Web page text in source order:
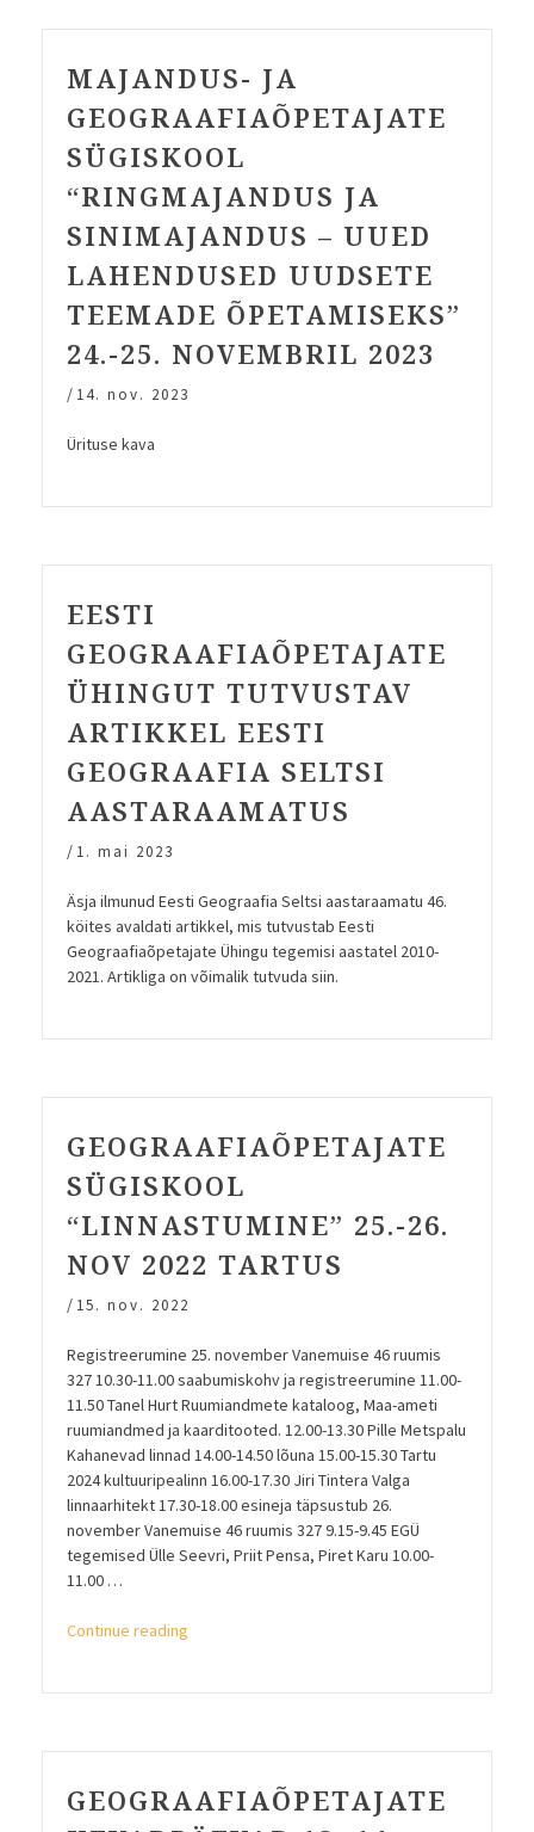
Viimsis”
MAJANDUS- JA
GEOGRAAFIAÕPETAJATE
SÜGISKOOL
“RINGMAJANDUS JA
SINIMAJANDUS – UUED
LAHENDUSED UUDSETE
TEEMADE ÕPETAMISEKS”
24.-25. NOVEMBRIL 2023
/ 14. nov. 2023
Ürituse kava
EESTI
GEOGRAAFIAÕPETAJATE
ÜHINGUT TUTVUSTAV
ARTIKKEL EESTI
GEOGRAAFIA SELTSI
AASTARAAMATUS
/ 1. mai 2023
Äsja ilmunud Eesti Geograafia Seltsi aastaraamatu 46.
köites avaldati artikkel, mis tutvustab Eesti
Geograafiaõpetajate Ühingu tegemisi aastatel 2010-
2021. Artikliga on võimalik tutvuda siin.
GEOGRAAFIAÕPETAJATE
SÜGISKOOL
“LINNASTUMINE” 25.-26.
NOV 2022 TARTUS
/ 15. nov. 2022
Registreerumine 25. november Vanemuise 46 ruumis
327 10.30-11.00 saabumiskohv ja registreerumine 11.00-
11.50 Tanel Hurt Ruumiandmete kataloog, Maa-ameti
ruumiandmed ja kaarditooted. 12.00-13.30 Pille Metspalu
Kahanevad linnad 14.00-14.50 lõuna 15.00-15.30 Tartu
2024 kultuuripealinn 16.00-17.30 Jiri Tintera Valga
linnaarhitekt 17.30-18.00 esineja täpsustub 26.
november Vanemuise 46 ruumis 327 9.15-9.45 EGÜ
tegemised Ülle Seevri, Priit Pensa, Piret Karu 10.00-
11.00 …
Continue reading
2022
GEOGRAAFIAÕPETAJATE